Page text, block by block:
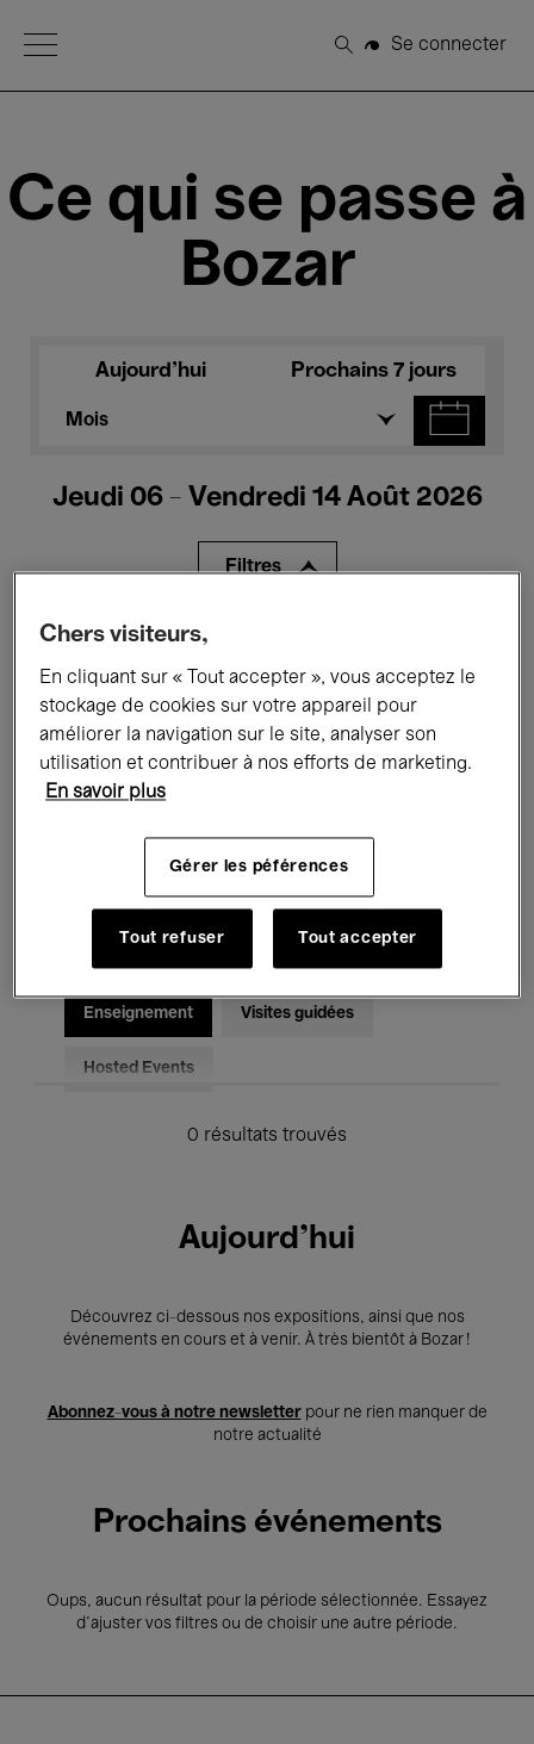
Open Menu
Rechercher
Se connecter
Ce qui se passe à
Bozar
Aujourd'hui Prochains 7 jours
Mois
Jeudi 06 - Vendredi 14 Août 2026
Filtres
Tous les événements
Expositions Films Performances
Rencontres & Débats Jazz
Musique électronique
Enseignement Visites guidées
Hosted Events
0 résultats trouvés
Aujourd'hui
Découvrez ci-dessous nos expositions, ainsi que nos
événements en cours et à venir. À très bientôt à Bozar !
Abonnez-vous à notre newsletterpour ne rien manquer de
notre actualité
Prochains événements
Oups, aucun résultat pour la période sélectionnée. Essayez
d’ajuster vos filtres ou de choisir une autre période.
Chers visiteurs,
En cliquant sur « Tout accepter », vous acceptez le
stockage de cookies sur votre appareil pour
améliorer la navigation sur le site, analyser son
utilisation et contribuer à nos efforts de marketing.
En savoir plus
Gérer les péférences
Tout refuser Tout accepter